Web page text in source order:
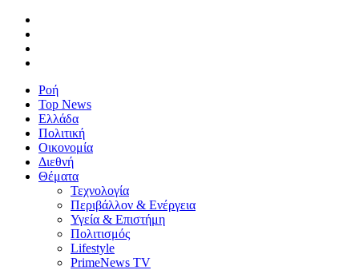
Ροή
Top News
Ελλάδα
Πολιτική
Οικονομία
Διεθνή
Θέματα
Τεχνολογία
Περιβάλλον & Ενέργεια
Υγεία & Επιστήμη
Πολιτισμός
Lifestyle
PrimeNews TV